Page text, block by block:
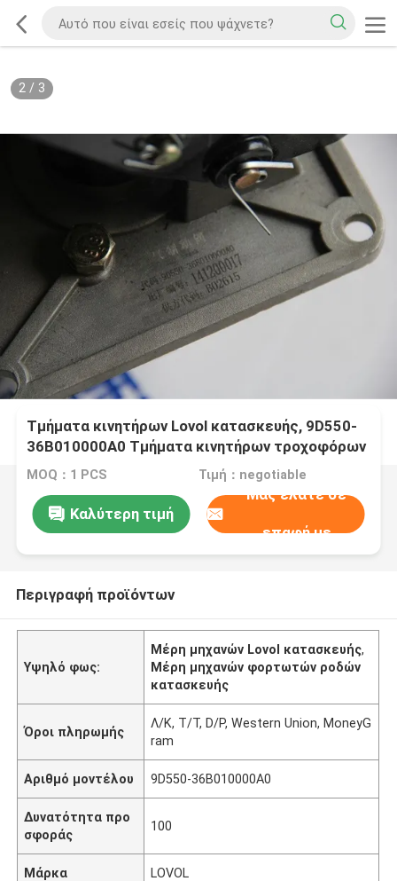
2/ 3
Τμήματα κινητήρων Lovol κατασκευής, 9D550-
36B010000A0 Τμήματα κινητήρων τροχοφόρων
MOQ：1 PCS Τιμή：negotiable
Καλύτερη τιμή
Μας ελάτε σε
επαφή με
Περιγραφή προϊόντων
Υψηλό φως:
Μέρη μηχανών Lovol κατασκευής,
Μέρη μηχανών φορτωτών ροδών
κατασκευής
Όροι πληρωμής
Λ/Κ, T/T, D/P, Western Union, MoneyG
ram
Αριθμό μοντέλου 9D550-36B010000A0
Δυνατότητα προ
σφοράς
100
Μάρκα LOVOL